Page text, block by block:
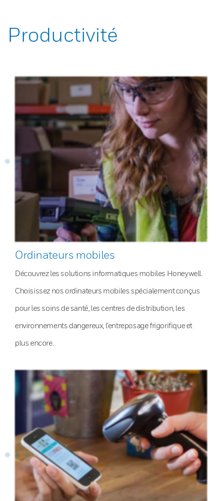
Productivité
Ordinateurs mobiles
Découvrez les solutions informatiques mobiles Honeywell.
Choisissez nos ordinateurs mobiles spécialement conçus
pour les soins de santé, les centres de distribution, les
environnements dangereux, l’entreposage frigorifique et
plus encore.